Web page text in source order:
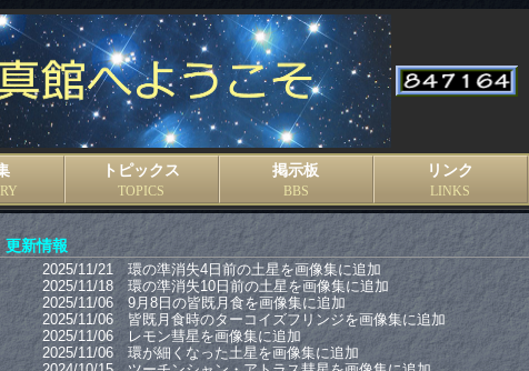
トピックス
TOPICS
掲示板
BBS
リンク
LINKS
更新情報